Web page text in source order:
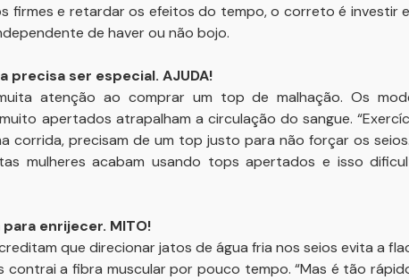
firmes e retardar os efeitos do tempo, o correto é investir
de haver ou não bojo.
precisa ser especial. AJUDA!
atenção ao comprar um top de malhação. Os
apertados atrapalham a circulação do sangue.
corrida, precisam de um top justo para não forçar os
mulheres acabam usando tops apertados e isso
enrijecer. MITO!
que direcionar jatos de água fria nos seios evita a
contrai a fibra muscular por pouco tempo. “Mas é tão